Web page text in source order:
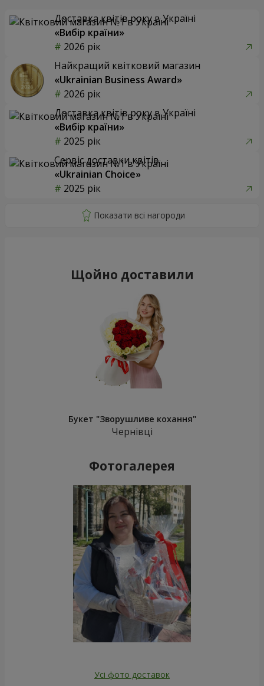
Доставка квітів року в Україні
«Вибір країни»
2026 рік
Найкращий квітковий магазин
«Ukrainian Business Award»
2026 рік
Доставка квітів року в Україні
«Вибір країни»
2025 рік
Сервіс доставки квітів
«Ukrainian Choice»
2025 рік
Щойно доставили
Букет "Зворушливе кохання"
Чернівці
Фотогалерея
Усі фото доставок